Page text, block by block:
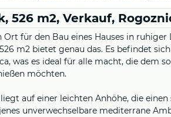
526 m2, Verkauf,
Ort für den Bau eines Hauses in
m2 bietet genau das. Es befindet
was es ideal für alle macht, die dem
möchten.
auf einer leichten Anhöhe, die
unverwechselbare mediterrane